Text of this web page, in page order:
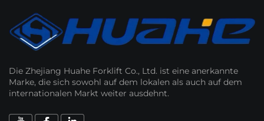
Die Zhejiang Huahe Forklift Co., Ltd. ist eine anerkannte
Marke, die sich sowohl auf dem lokalen als auch auf dem
internationalen Markt weiter ausdehnt.